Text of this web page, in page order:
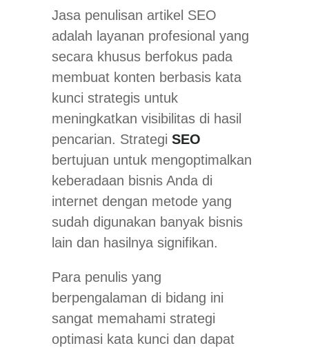
Jasa penulisan artikel SEO
adalah layanan profesional yang
secara khusus berfokus pada
membuat konten berbasis kata
kunci strategis untuk
meningkatkan visibilitas di hasil
pencarian. Strategi SEO
bertujuan untuk mengoptimalkan
keberadaan bisnis Anda di
internet dengan metode yang
sudah digunakan banyak bisnis
lain dan hasilnya signifikan.
Para penulis yang
berpengalaman di bidang ini
sangat memahami strategi
optimasi kata kunci dan dapat